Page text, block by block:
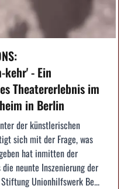
- Ein
Theatererlebnis im
in Berlin
der künstlerischen
sich mit der Frage, was
hat inmitten der
neunte Inszenierung der
Unionhilfswerk Be...